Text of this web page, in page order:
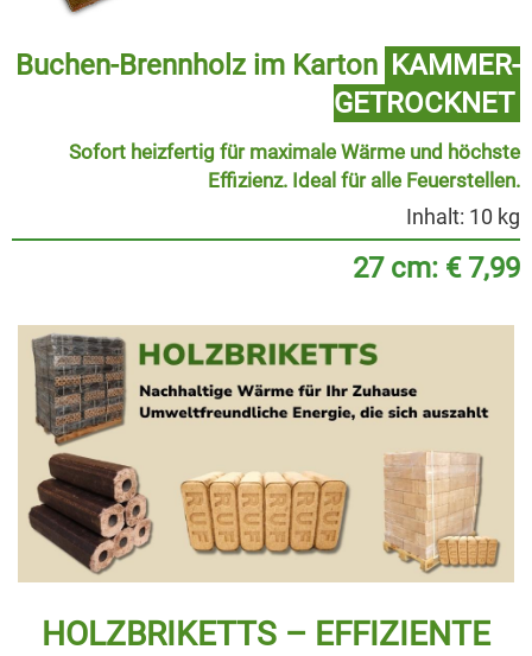
Buchen-Brennholz im Karton KAMMER­
GETROCKNET
Sofort heizfertig für maximale Wärme und höchste
Effizienz. Ideal für alle Feuerstellen.
Inhalt: 10 kg
27 cm: € 7,99
HOLZBRIKETTS – EFFIZIENTE